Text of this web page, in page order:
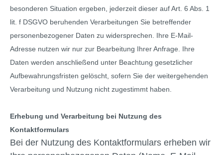
besonderen Situation ergeben, jederzeit dieser auf Art. 6 Abs. 1
lit. f DSGVO beruhenden Verarbeitungen Sie betreffender
personenbezogener Daten zu widersprechen. Ihre E-Mail-
Adresse nutzen wir nur zur Bearbeitung Ihrer Anfrage. Ihre
Daten werden anschließend unter Beachtung gesetzlicher
Aufbewahrungsfristen gelöscht, sofern Sie der weitergehenden
Verarbeitung und Nutzung nicht zugestimmt haben.
Erhebung und Verarbeitung bei Nutzung des
Kontaktformulars
Bei der Nutzung des Kontaktformulars erheben wir